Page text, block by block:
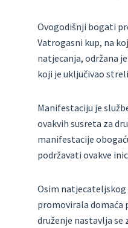
Ovogodišnji bogati
Vatrogasni kup, na
natjecanja, održana
koji je uključivao
Manifestaciju je
ovakvih susreta za
manifestacije
podržavati ovakve
Osim
promovirala domaća
druženje nastavlja se